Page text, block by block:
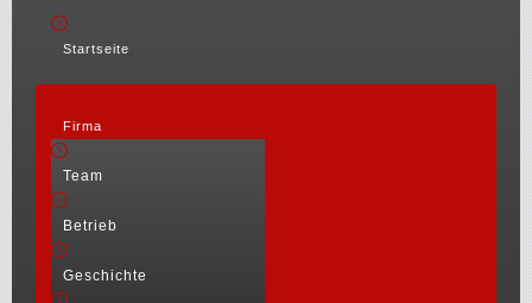
Startseite
Firma
Team
Betrieb
Geschichte